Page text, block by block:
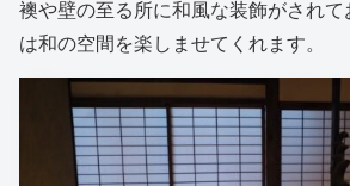
襖や壁の至る所に和風な装飾がされ
は和の空間を楽しませてくれます。